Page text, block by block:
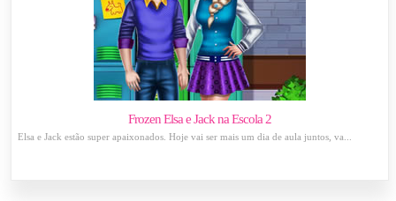
Frozen Elsa e Jack na Escola 2
Elsa e Jack estão super apaixonados. Hoje vai ser mais um dia de aula juntos, va...